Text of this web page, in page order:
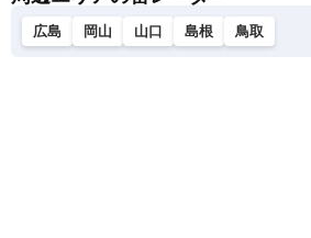
広島 岡山 山口 島根 鳥取